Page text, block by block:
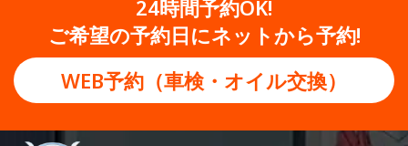
24時間予約OK!
ご希望の予約日にネットから予約!
WEB予約（車検・オイル交換）